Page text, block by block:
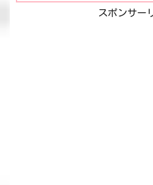
スポンサー